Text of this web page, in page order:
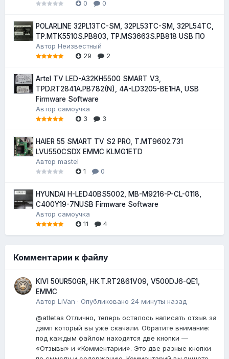
0
0
POLARLINE 32PL13TC-SM, 32PL53TC-SM, 32PL54TC,
TP.MTK5510S.PB803, TP.MS3663S.PB818 USB ПО
Автор Неизвестный
29
2
Artel TV LED-A32KH5500 SMART V3,
TPD.RT2841A.PB782(N), 4A-LD3205-BE1HA, USB
Firmware Software
Автор самоучка
3
3
HAIER 55 SMART TV S2 PRO, T.MT9602.731
LVU550CSDX EMMC KLMG1ETD
Автор mastel
1
0
HYUNDAI H-LED40BS5002, MB-M9216-P-CL-0118,
C400Y19-7NUSB Firmware Software
Автор самоучка
11
4
Комментарии к файлу
KIVI 50UR50GR, HK.T.RT2861V09, V500DJ6-QE1,
EMMC
Автор LiVan · Опубликовано 24 минуты назад
@atletas Отлично, теперь осталось написать отзыв за
дамп который вы уже скачали. Обратите внимание:
под каждым файлом находятся две кнопки —
«Отзывы» и «Комментарии». Это две разные кнопки